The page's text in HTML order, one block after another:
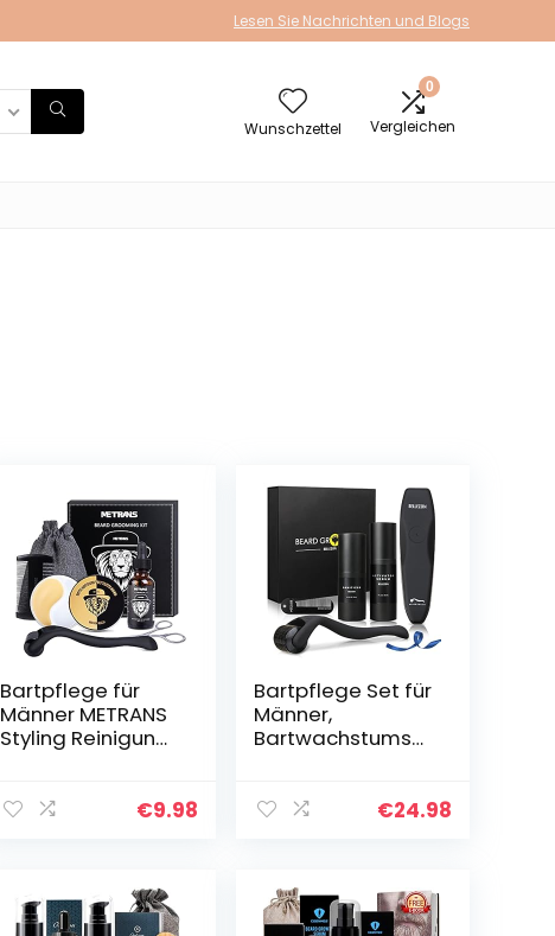
Lesen Sie Nachrichten und Blogs
Wunschzettel
0
Vergleichen
Bartpflege für
Männer METRANS
Styling Reinigung,
Geschenk für
€9.98
Bartpflege Set für
Männer,
Bartwachstums
Männer, Beard
mit…
€24.98